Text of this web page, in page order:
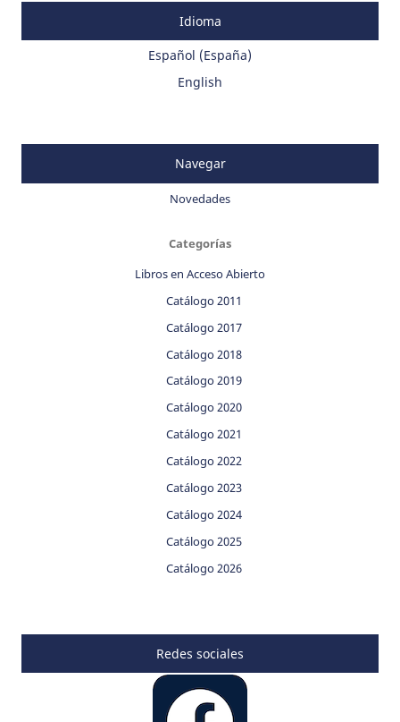
Idioma
Español (España)
English
Navegar
Novedades
Categorías
Libros en Acceso Abierto
Catálogo 2011
Catálogo 2017
Catálogo 2018
Catálogo 2019
Catálogo 2020
Catálogo 2021
Catálogo 2022
Catálogo 2023
Catálogo 2024
Catálogo 2025
Catálogo 2026
Redes sociales